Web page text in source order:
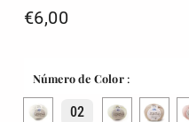
€6,00
Número de Color :
02